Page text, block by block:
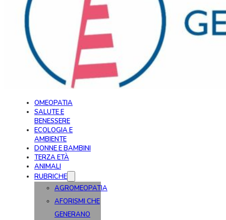
OMEOPATIA
SALUTE E
BENESSERE
ECOLOGIA E
AMBIENTE
DONNE E BAMBINI
TERZA ETÀ
ANIMALI
RUBRICHE
AGROMEOPATIA
AFORISMI CHE
GENERANO